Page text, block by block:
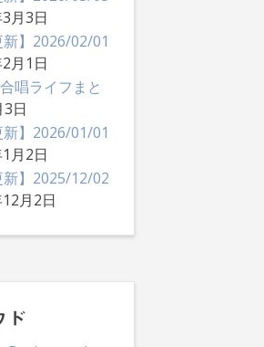
月3日
新】2026/02/01
月1日
唱ライフまと
日
新】2026/01/01
月2日
新】2025/12/02
月2日
ド